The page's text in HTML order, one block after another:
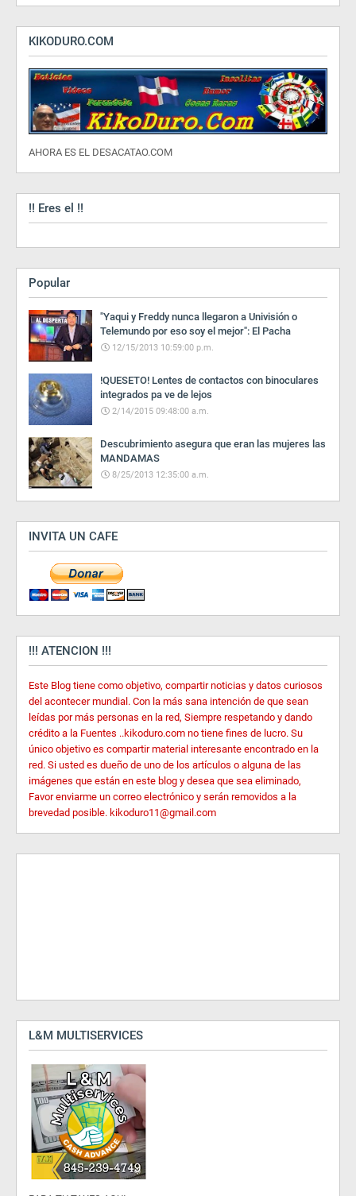
KIKODURO.COM
AHORA ES EL DESACATAO.COM
!! Eres el !!
Popular
"Yaqui y Freddy nunca llegaron a Univisión o
Telemundo por eso soy el mejor": El Pacha
12/15/2013 10:59:00 p.m.
!QUESETO! Lentes de contactos con binoculares
integrados pa ve de lejos
2/14/2015 09:48:00 a.m.
Descubrimiento asegura que eran las mujeres las
MANDAMAS
8/25/2013 12:35:00 a.m.
INVITA UN CAFE
!!! ATENCION !!!
Este Blog tiene como objetivo, compartir noticias y datos curiosos
del acontecer mundial. Con la más sana intención de que sean
leídas por más personas en la red, Siempre respetando y dando
crédito a la Fuentes ..kikoduro.com no tiene fines de lucro. Su
único objetivo es compartir material interesante encontrado en la
red. Si usted es dueño de uno de los artículos o alguna de las
imágenes que están en este blog y desea que sea eliminado,
Favor enviarme un correo electrónico y serán removidos a la
brevedad posible. kikoduro11@gmail.com
L&M MULTISERVICES